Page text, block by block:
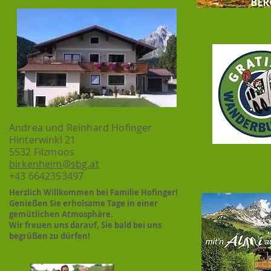
Andrea und Reinhard Hofinger
Hinterwinkl 21
5532 Filzmoos
birkenheim@sbg.at
+43 6642353497
Herzlich Willkommen bei Familie Hofinger!
Genießen Sie erholsame Tage in einer
gemütlichen Atmosphäre.
Wir freuen uns darauf, Sie bald bei uns
begrüßen zu dürfen!